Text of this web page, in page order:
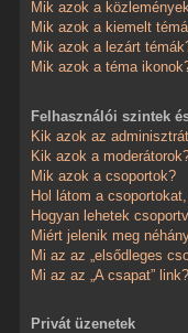
Mik azok a
Mik azok a kiemelt
Mik azok a lezárt
Mik azok a téma
Felhasználói szintek
Kik azok az
Kik azok a
Mik azok a csoportok?
Hol látom a
Hogyan lehetek
Miért jelenik meg
Mi az az „elsődleges
Mi az az „A csapat” link?
Privát üzenetek